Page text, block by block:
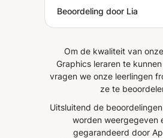
Beoordeling door Lia
Om de kwaliteit van
Graphics leraren te
vragen we onze leerlingen
ze te
Uitsluitend de
worden weergegeven
gegarandeerd door